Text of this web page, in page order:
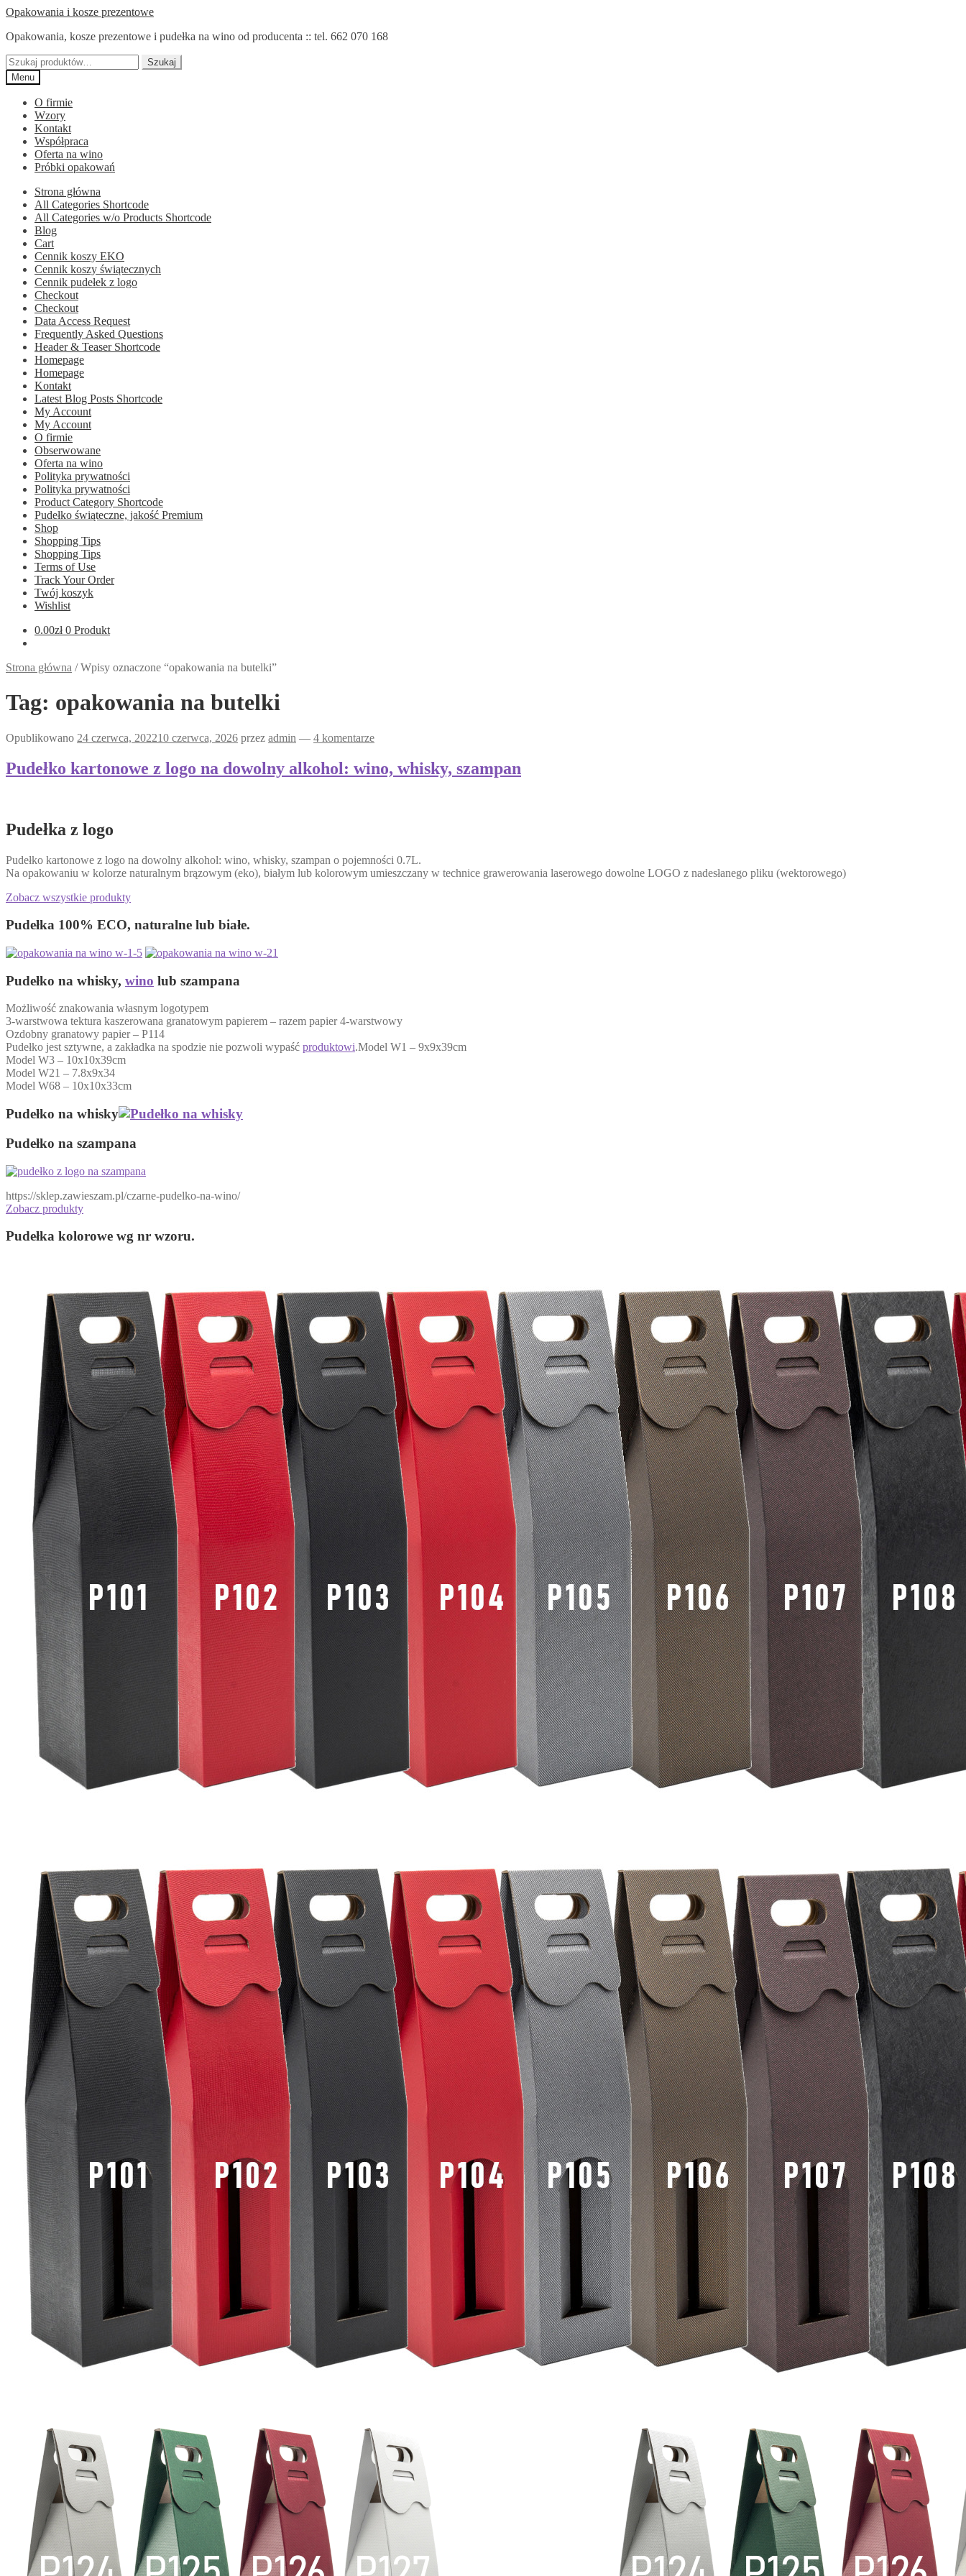
Przejdź
nawigacji
Przejdź
treści
Opakowania i kosze prezentowe
Opakowania, kosze prezentowe i pudełka na wino od producenta :: tel. 662 070 168
Szukaj:
Szukaj
Menu
O firmie
Wzory
Kontakt
Współpraca
Oferta na wino
Próbki opakowań
Strona główna
All Categories Shortcode
All Categories w/o Products Shortcode
Blog
Cart
Cennik koszy EKO
Cennik koszy świątecznych
Cennik pudełek z logo
Checkout
Checkout
Data Access Request
Frequently Asked Questions
Header & Teaser Shortcode
Homepage
Homepage
Kontakt
Latest Blog Posts Shortcode
My Account
My Account
O firmie
Obserwowane
Oferta na wino
Polityka prywatności
Polityka prywatności
Product Category Shortcode
Pudełko świąteczne, jakość Premium
Shop
Shopping Tips
Shopping Tips
Terms of Use
Track Your Order
Twój koszyk
Wishlist
0.00zł 0 Produkt
Strona główna /Wpisy oznaczone “opakowania na butelki”
Tag: opakowania na butelki
Opublikowano 24 czerwca, 202210 czerwca, 2026 przez admin — 4 komentarze
Pudełko kartonowe z logo na dowolny alkohol: wino, whisky, szampan
Pudełka z logo
Pudełko kartonowe z logo na dowolny alkohol: wino, whisky, szampan o pojemności 0.7L.
Na opakowaniu w kolorze naturalnym brązowym (eko), białym lub kolorowym umieszczany w technice grawerowania laserowego dowolne LOGO z nadesłanego pliku (wektorowego)
Zobacz wszystkie produkty
Pudełka 100% ECO, naturalne lub białe.
Pudełko na whisky, wino lub szampana
Możliwość znakowania własnym logotypem
3-warstwowa tektura kaszerowana granatowym papierem – razem papier 4-warstwowy
Ozdobny granatowy papier – P114
Pudełko jest sztywne, a zakładka na spodzie nie pozwoli wypaść produktowi.Model W1 – 9x9x39cm
Model W3 – 10x10x39cm
Model W21 – 7.8x9x34
Model W68 – 10x10x33cm
Pudełko na whisky
Pudełko na szampana
https://sklep.zawieszam.pl/czarne-pudelko-na-wino/
Zobacz produkty
Pudełka kolorowe wg nr wzoru.